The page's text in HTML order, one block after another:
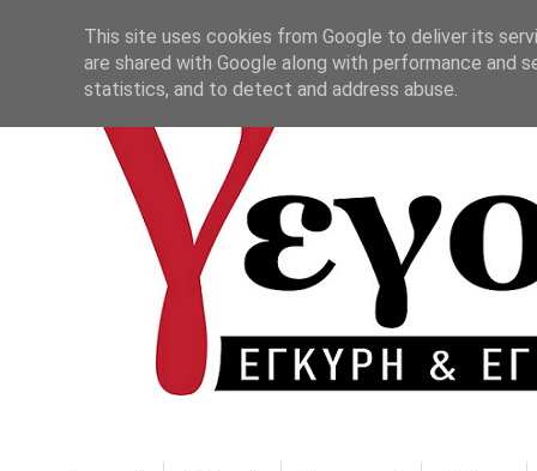
This site uses cookies from Google to deliver its
are shared with Google along with performance and
statistics, and to detect and address abuse.